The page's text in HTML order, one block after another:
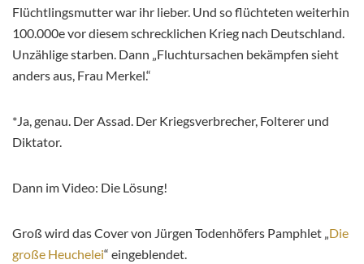
Flüchtlingsmutter war ihr lieber. Und so flüchteten weiterhin
100.000e vor diesem schrecklichen Krieg nach Deutschland.
Unzählige starben. Dann „Fluchtursachen bekämpfen sieht
anders aus, Frau Merkel.“
*Ja, genau. Der Assad. Der Kriegsverbrecher, Folterer und
Diktator.
Dann im Video: Die Lösung!
Groß wird das Cover von Jürgen Todenhöfers Pamphlet „Die
große Heuchelei“ eingeblendet.